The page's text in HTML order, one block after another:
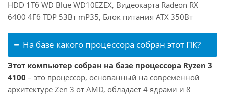
HDD 1Тб WD Blue WD10EZEX, Видеокарта Radeon RX
6400 4Гб TDP 53Вт mP35, Блок питания ATX 350Вт
На базе какого процессора собран этот ПК?
Этот компьютер собран на базе процессора Ryzen 3
4100 – это процессор, основанный на современной
архитектуре Zen 3 от AMD, обладает 4 ядрами и 8